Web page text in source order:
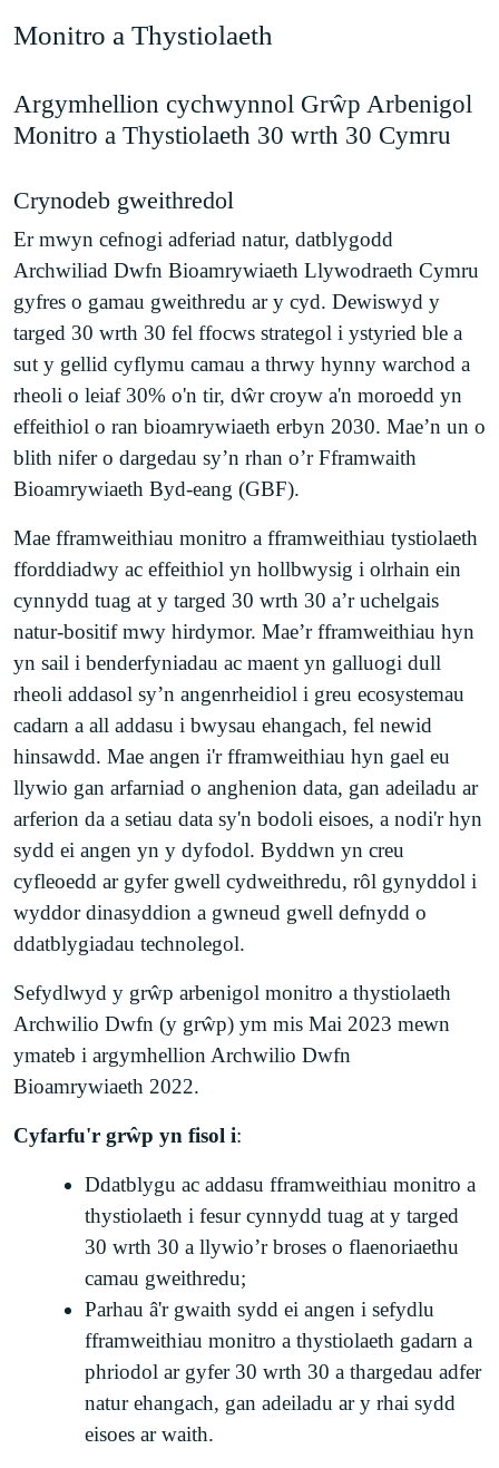
Monitro a Thystiolaeth
Argymhellion cychwynnol Grŵp Arbenigol
Monitro a Thystiolaeth 30 wrth 30 Cymru
Crynodeb gweithredol
Er mwyn cefnogi adferiad natur, datblygodd
Archwiliad Dwfn Bioamrywiaeth Llywodraeth Cymru
gyfres o gamau gweithredu ar y cyd. Dewiswyd y
targed 30 wrth 30 fel ffocws strategol i ystyried ble a
sut y gellid cyflymu camau a thrwy hynny warchod a
rheoli o leiaf 30% o'n tir, dŵr croyw a'n moroedd yn
effeithiol o ran bioamrywiaeth erbyn 2030. Mae’n un o
blith nifer o dargedau sy’n rhan o’r Fframwaith
Bioamrywiaeth Byd-eang (GBF).
Mae fframweithiau monitro a fframweithiau tystiolaeth
fforddiadwy ac effeithiol yn hollbwysig i olrhain ein
cynnydd tuag at y targed 30 wrth 30 a’r uchelgais
natur-bositif mwy hirdymor. Mae’r fframweithiau hyn
yn sail i benderfyniadau ac maent yn galluogi dull
rheoli addasol sy’n angenrheidiol i greu ecosystemau
cadarn a all addasu i bwysau ehangach, fel newid
hinsawdd. Mae angen i'r fframweithiau hyn gael eu
llywio gan arfarniad o anghenion data, gan adeiladu ar
arferion da a setiau data sy'n bodoli eisoes, a nodi'r hyn
sydd ei angen yn y dyfodol. Byddwn yn creu
cyfleoedd ar gyfer gwell cydweithredu, rôl gynyddol i
wyddor dinasyddion a gwneud gwell defnydd o
ddatblygiadau technolegol.
Sefydlwyd y grŵp arbenigol monitro a thystiolaeth
Archwilio Dwfn (y grŵp) ym mis Mai 2023 mewn
ymateb i argymhellion Archwilio Dwfn
Bioamrywiaeth 2022.
Cyfarfu'r grŵp yn fisol i:
Ddatblygu ac addasu fframweithiau monitro a
thystiolaeth i fesur cynnydd tuag at y targed
30 wrth 30 a llywio’r broses o flaenoriaethu
camau gweithredu;
Parhau â'r gwaith sydd ei angen i sefydlu
fframweithiau monitro a thystiolaeth gadarn a
phriodol ar gyfer 30 wrth 30 a thargedau adfer
natur ehangach, gan adeiladu ar y rhai sydd
eisoes ar waith.